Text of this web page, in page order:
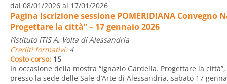
dal 08/01/2026 al 17/01/2026
Pagina iscrizione sessione POMERIDIANA Convegno
Progettare la città” – 17 gennaio 2026
l’Istituto ITIS A. Volta di Alessandria
Crediti formativi:4
Costo corso: 15
In occasione della mostra “Ignazio Gardella. Progettare la
presso la sede delle Sale d’Arte di Alessandria, sabato 17